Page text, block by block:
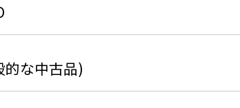
的な中古品)